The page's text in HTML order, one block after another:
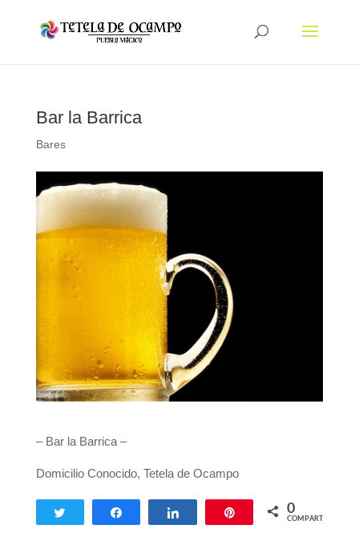
Bar la Barrica
Bares
– Bar la Barrica –
Domicilio Conocido, Tetela de Ocampo
Twittear Compartir Compartir 0
COMPARTIR